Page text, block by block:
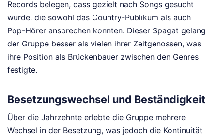
Records belegen, dass gezielt nach Songs gesucht
wurde, die sowohl das Country-Publikum als auch
Pop-Hörer ansprechen konnten. Dieser Spagat gelang
der Gruppe besser als vielen ihrer Zeitgenossen, was
ihre Position als Brückenbauer zwischen den Genres
festigte.
Besetzungswechsel und Beständigkeit
Über die Jahrzehnte erlebte die Gruppe mehrere
Wechsel in der Besetzung, was jedoch die Kontinuität